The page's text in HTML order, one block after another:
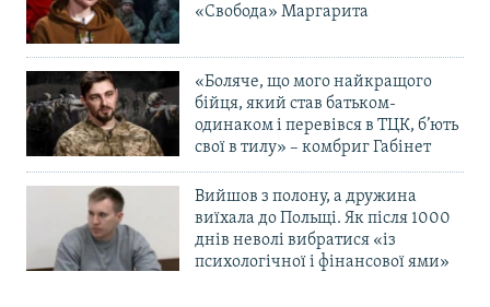
«Свобода» Маргарита
«Боляче, що мого найкращого
бійця, який став батьком-
одинаком і перевівся в ТЦК, б’ють
свої в тилу» – комбриг Габінет
Вийшов з полону, а дружина
виїхала до Польщі. Як після 1000
днів неволі вибратися «із
психологічної і фінансової ями»